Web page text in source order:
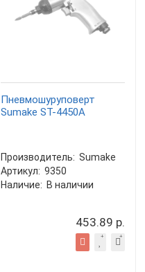
Пневмошуруповерт
Sumake ST-4450A
Производитель: Sumake
Артикул: 9350
Наличие: В наличии
453.89 р.